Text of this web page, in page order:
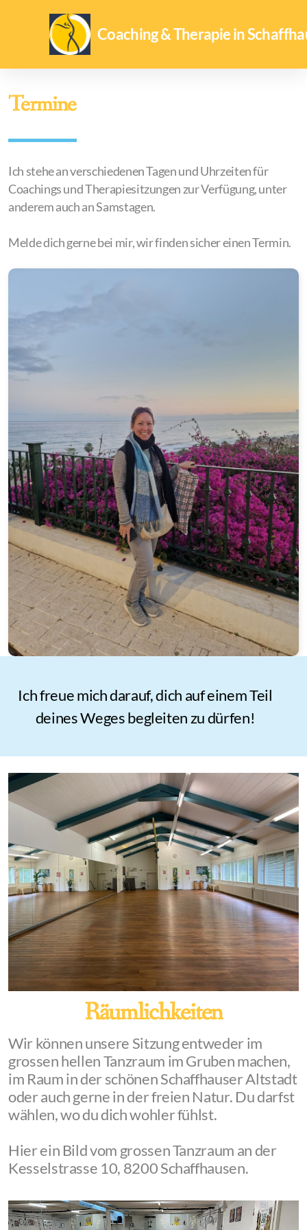
Coaching & Therapie in
Termine
Ich stehe an verschiedenen Tagen und Uhrzeiten für
Coachings und Therapiesitzungen zur Verfügung, unter
anderem auch an Samstagen.
Melde dich gerne bei mir, wir finden sicher einen Termin.
Ich freue mich darauf, dich auf einem Teil
deines Weges begleiten zu dürfen!
Räumlichkeiten
Wir können unsere Sitzung entweder im
grossen hellen Tanzraum im Gruben machen,
im Raum in der schönen Schaffhauser Altstadt
oder auch gerne in der freien Natur. Du darfst
wählen, wo du dich wohler fühlst.
Hier ein Bild vom grossen Tanzraum an der
Kesselstrasse 10, 8200 Schaffhausen.